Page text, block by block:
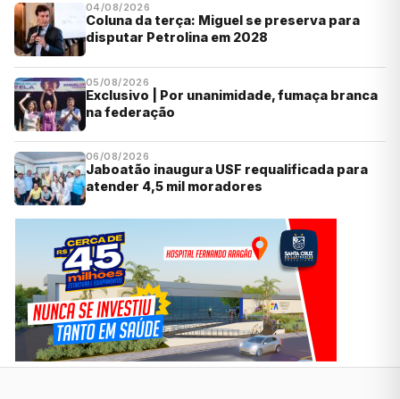
04/08/2026
Coluna da terça: Miguel se preserva para
disputar Petrolina em 2028
05/08/2026
Exclusivo | Por unanimidade, fumaça branca
na federação
06/08/2026
Jaboatão inaugura USF requalificada para
atender 4,5 mil moradores